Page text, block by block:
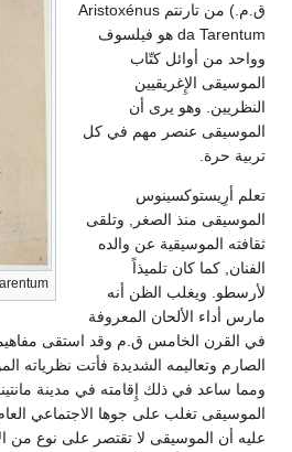
ق.م.) من تارنتم Aristoxénus
da Tarentum هو فيلسوف
وواحد من أوائل كتّاب
الموسيقى الإِغريقيين
النظريين. وهو يرى أن
الموسيقى عنصر مهم في كل
تربية حرة.
تعلم أرِيستوكسينوس
الموسيقى منذ الصغر, وتلقى
ثقافته الموسيقية عن والده
الفنان, كما كان تلميذاً
لأرسطو. ويغلب الظن أنه
مارس أداء الألحان المعروفة
في القرن الخامس ق.م وقد استقى
الصارم وتعاليمه الشديدة فأتت نظرياته
الموسيقى تغلب على جوها الاجتماعي
عليه أن الموسيقى لا تقتصر على نوع من